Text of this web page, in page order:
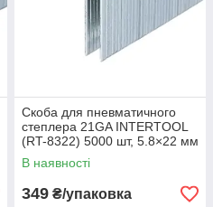
Скоба для пневматичного
степлера 21GA INTERTOOL
(RT-8322) 5000 шт, 5.8×22 мм
В наявності
349 ₴/упаковка